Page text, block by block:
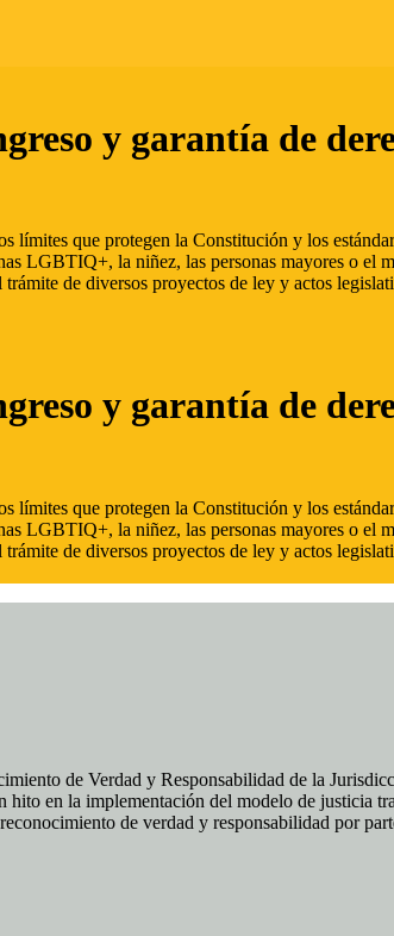
y garantía de
límites que protegen la Constitución y los
LGBTIQ+, la niñez, las personas mayores o el
de diversos proyectos de ley y actos
y garantía de
límites que protegen la Constitución y los
LGBTIQ+, la niñez, las personas mayores o el
de diversos proyectos de ley y actos
de Verdad y Responsabilidad de la
en la implementación del modelo de justicia
de verdad y responsabilidad por